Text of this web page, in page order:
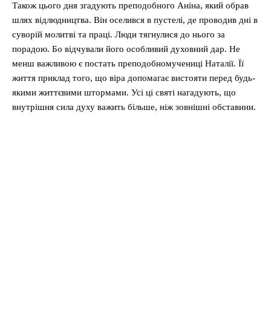
Також цього дня згадують преподобного Аніна, який обрав
шлях відлюдництва. Він оселився в пустелі, де проводив дні в
суворій молитві та праці. Люди тягнулися до нього за
порадою. Бо відчували його особливий духовний дар. Не
менш важливою є постать преподобномучениці Наталії. Її
життя приклад того, що віра допомагає вистояти перед будь-
якими життєвими штормами. Усі ці святі нагадують, що
внутрішня сила духу важить більше, ніж зовнішні обставини.